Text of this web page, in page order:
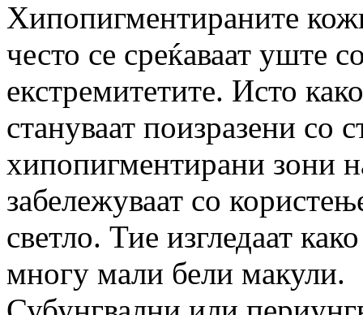
Хипопигментираните
често се среќаваат уште
екстремитетите. Исто
стануваат поизразени со
хипопигментирани зони
забележуваат со
светло. Тие изгледаат
многу мали бели макули.